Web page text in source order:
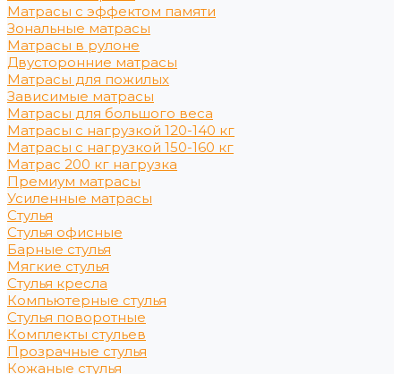
Матрасы с эффектом памяти
Зональные матрасы
Матрасы в рулоне
Двусторонние матрасы
Матрасы для пожилых
Зависимые матрасы
Матрасы для большого веса
Матрасы с нагрузкой 120-140 кг
Матрасы с нагрузкой 150-160 кг
Матрас 200 кг нагрузка
Премиум матрасы
Усиленные матрасы
Стулья
Стулья офисные
Барные стулья
Мягкие стулья
Стулья кресла
Компьютерные стулья
Стулья поворотные
Комплекты стульев
Прозрачные стулья
Кожаные стулья